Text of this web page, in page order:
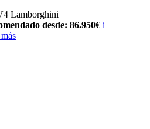
Lamborghini
desde: 86.950€ i